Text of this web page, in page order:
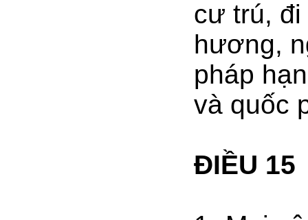
cư trú, đi
hương,
pháp
và quốc
ĐIỀU 15